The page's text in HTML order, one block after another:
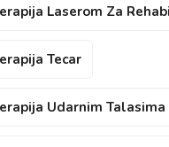
Laserom Za
Tecar
Udarnim Talasima